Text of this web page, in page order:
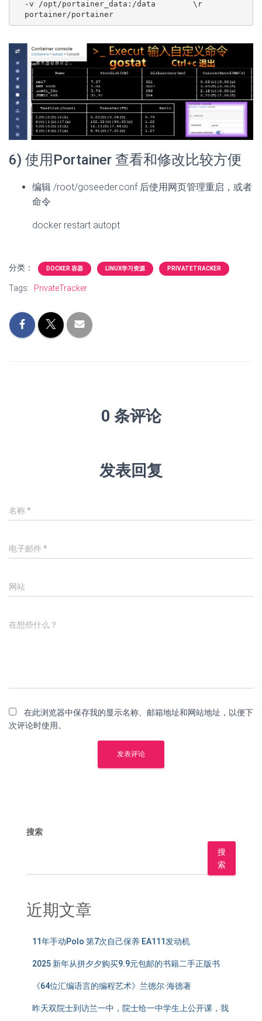
  portainer/portainer
6) 使用Portainer 查看和修改比较方便
编辑 /root/goseeder.conf 后使用网页管理重启，或者
命令
docker restart autopt
分类： DOCKER 容器 LINUX学习资源 PRIVATETRACKER
Tags: PrivateTracker
0 条评论
发表回复
名称*
电子邮件 *
网站
在想些什么？
在此浏览器中保存我的显示名称、邮箱地址和网站地址，以便下
次评论时使用。
搜索
搜
索
近期文章
11年手动Polo 第7次自己保养 EA111发动机
2025 新年从拼夕夕购买9.9元包邮的书籍二手正版书
《64位汇编语言的编程艺术》兰德尔·海德著
昨天双院士到访兰一中，院士给一中学生上公开课，我